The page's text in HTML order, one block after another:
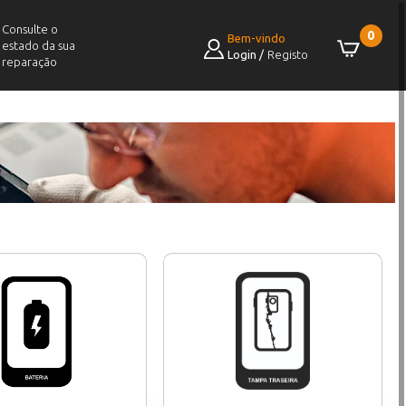
Consulte o
estado da sua
reparação
0
Bem-vindo
Login / Registo